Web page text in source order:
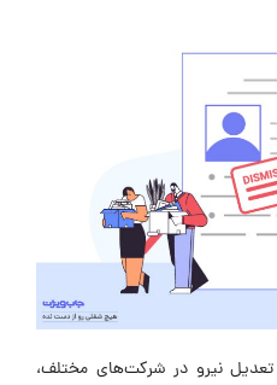
نیرو در شرکت‌های مختلف،